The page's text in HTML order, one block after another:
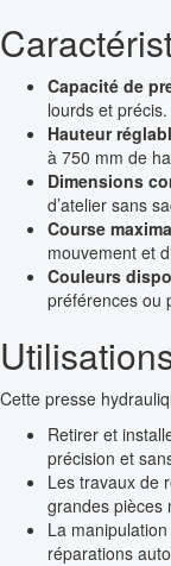
Capacité de
lourds et précis.
Hauteur
à 750 mm de
Dimensions
d’atelier sans
Course
mouvement et
Couleurs
préférences ou
Cette presse
Retirer et
précision et
Les travaux de
grandes pièces
La
réparations